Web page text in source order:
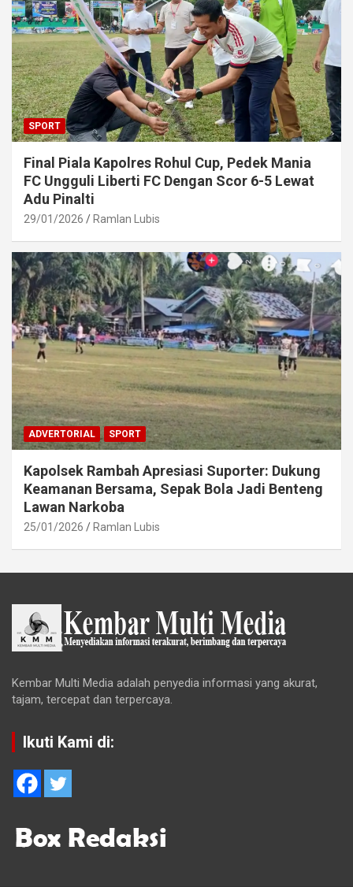
SPORT
Final Piala Kapolres Rohul Cup, Pedek Mania
FC Ungguli Liberti FC Dengan Scor 6-5 Lewat
Adu Pinalti
29/01/2026 Ramlan Lubis
ADVERTORIAL SPORT
Kapolsek Rambah Apresiasi Suporter: Dukung
Keamanan Bersama, Sepak Bola Jadi Benteng
Lawan Narkoba
25/01/2026 Ramlan Lubis
Kembar Multi Media adalah penyedia informasi yang akurat,
tajam, tercepat dan terpercaya.
Ikuti Kami di: